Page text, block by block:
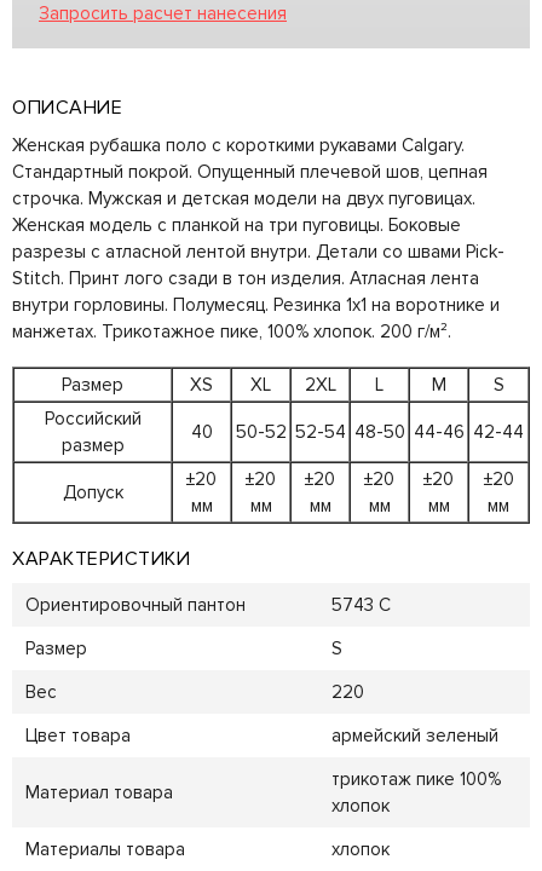
Запросить расчет нанесения
ОПИСАНИЕ
Женская рубашка поло с короткими рукавами Calgary.
Стандартный покрой. Опущенный плечевой шов, цепная
строчка. Мужская и детская модели на двух пуговицах.
Женская модель с планкой на три пуговицы. Боковые
разрезы с атласной лентой внутри. Детали со швами Pick-
Stitch. Принт лого сзади в тон изделия. Атласная лента
внутри горловины. Полумесяц. Резинка 1х1 на воротнике и
манжетах. Трикотажное пике, 100% хлопок. 200 г/м².
Размер XS XL 2XL L M
S
Российский
размер
40 50-52 52-54 48-50 44-46 42-44
Допуск
±20
мм
±20
мм
±20
мм
±20
мм
±20
мм
±20
мм
ХАРАКТЕРИСТИКИ
Ориентировочный пантон
5743 C
Размер
S
Вес
220
Цвет товара
армейский зеленый
Материал товара
трикотаж пике 100%
хлопок
Материалы товара
хлопок